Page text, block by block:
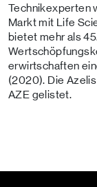
Technikexperten
Markt mit Life
bietet mehr als
erwirtschaften
(2020). Die
AZE gelistet.